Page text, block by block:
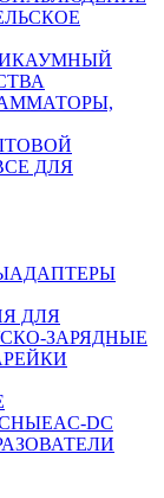
УМНЫЙ
ДЛЯ
АДАПТЕРЫ
ДЛЯ
ЗАРЯДНЫЕ
AC-DC